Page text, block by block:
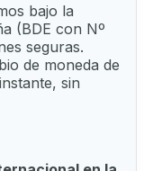
bajo la
(BDE con Nº
seguras.
de moneda de
sin